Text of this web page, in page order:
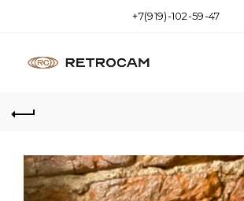
+7(919)-102-59-47